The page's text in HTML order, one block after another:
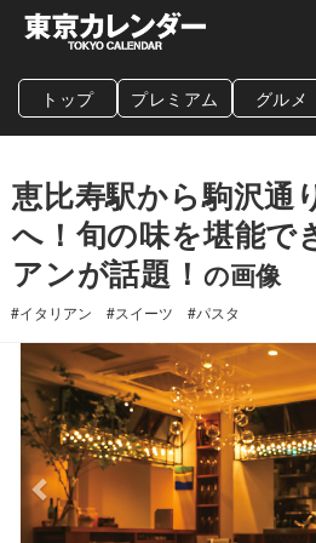
グルメ情報
トップ プレミアム グルメ
恵比寿駅から駒沢通
へ！旬の味を堪能で
アンが話題！ の画像
#イタリアン #スイーツ #パスタ